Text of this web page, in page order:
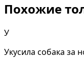
Похожие
У
Укусила собака за